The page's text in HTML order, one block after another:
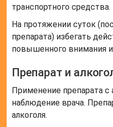
транспортного средства.
На протяжении суток
препарата) избегать
повышенного внимания
Препарат и
Применение препарата с
наблюдение врача.
алкоголя.